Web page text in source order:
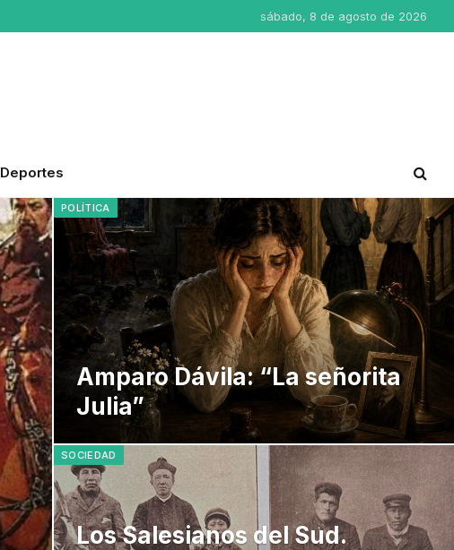
sábado, 8 de agosto de 2026
Deportes
POLÍTICA
Amparo Dávila: “La señorita
Julia”
SOCIEDAD
Los Salesianos del Sud.